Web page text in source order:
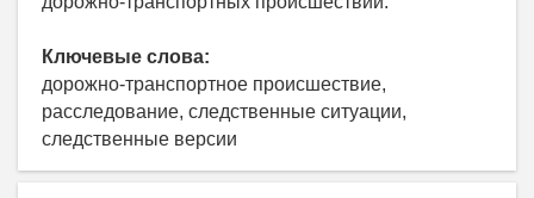
Ключевые слова:
дорожно-транспортное происшествие,
расследование, следственные ситуации,
следственные версии